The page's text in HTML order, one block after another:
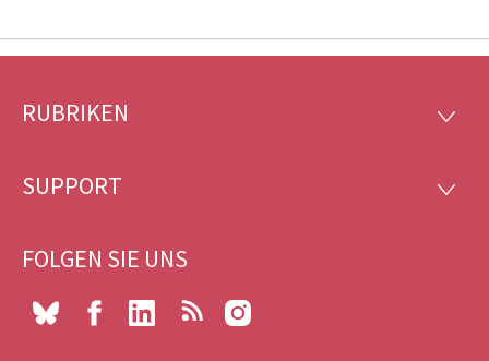
Footer
RUBRIKEN
SUPPORT
FOLGEN SIE UNS
Bluesky FacebookLinkedIn RSS